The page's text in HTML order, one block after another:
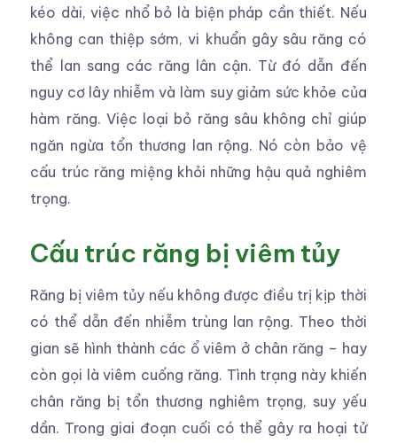
kéo dài, việc nhổ bỏ là biện pháp cần thiết. Nếu
không can thiệp sớm, vi khuẩn gây sâu răng có
thể lan sang các răng lân cận. Từ đó dẫn đến
nguy cơ lây nhiễm và làm suy giảm sức khỏe của
hàm răng. Việc loại bỏ răng sâu không chỉ giúp
ngăn ngừa tổn thương lan rộng. Nó còn bảo vệ
cấu trúc răng miệng khỏi những hậu quả nghiêm
trọng.
Cấu trúc răng bị viêm tủy
Răng bị viêm tủy nếu không được điều trị kịp thời
có thể dẫn đến nhiễm trùng lan rộng. Theo thời
gian sẽ hình thành các ổ viêm ở chân răng – hay
còn gọi là viêm cuống răng. Tình trạng này khiến
chân răng bị tổn thương nghiêm trọng, suy yếu
dần. Trong giai đoạn cuối có thể gây ra hoại tử